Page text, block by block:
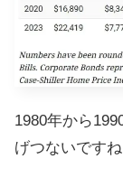
1980年から
げつないですね